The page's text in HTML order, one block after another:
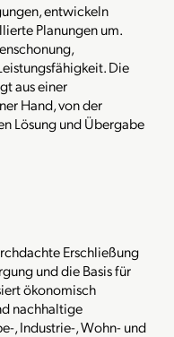
entwickeln
Planungen um.
Die
aus einer
Hand, von der
Lösung und Übergabe
Erschließung
und die Basis für
ökonomisch
nachhaltige
, Industrie-, Wohn- und